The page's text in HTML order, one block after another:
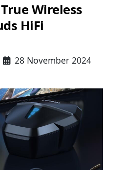
Wireless
HiFi
28 November 2024